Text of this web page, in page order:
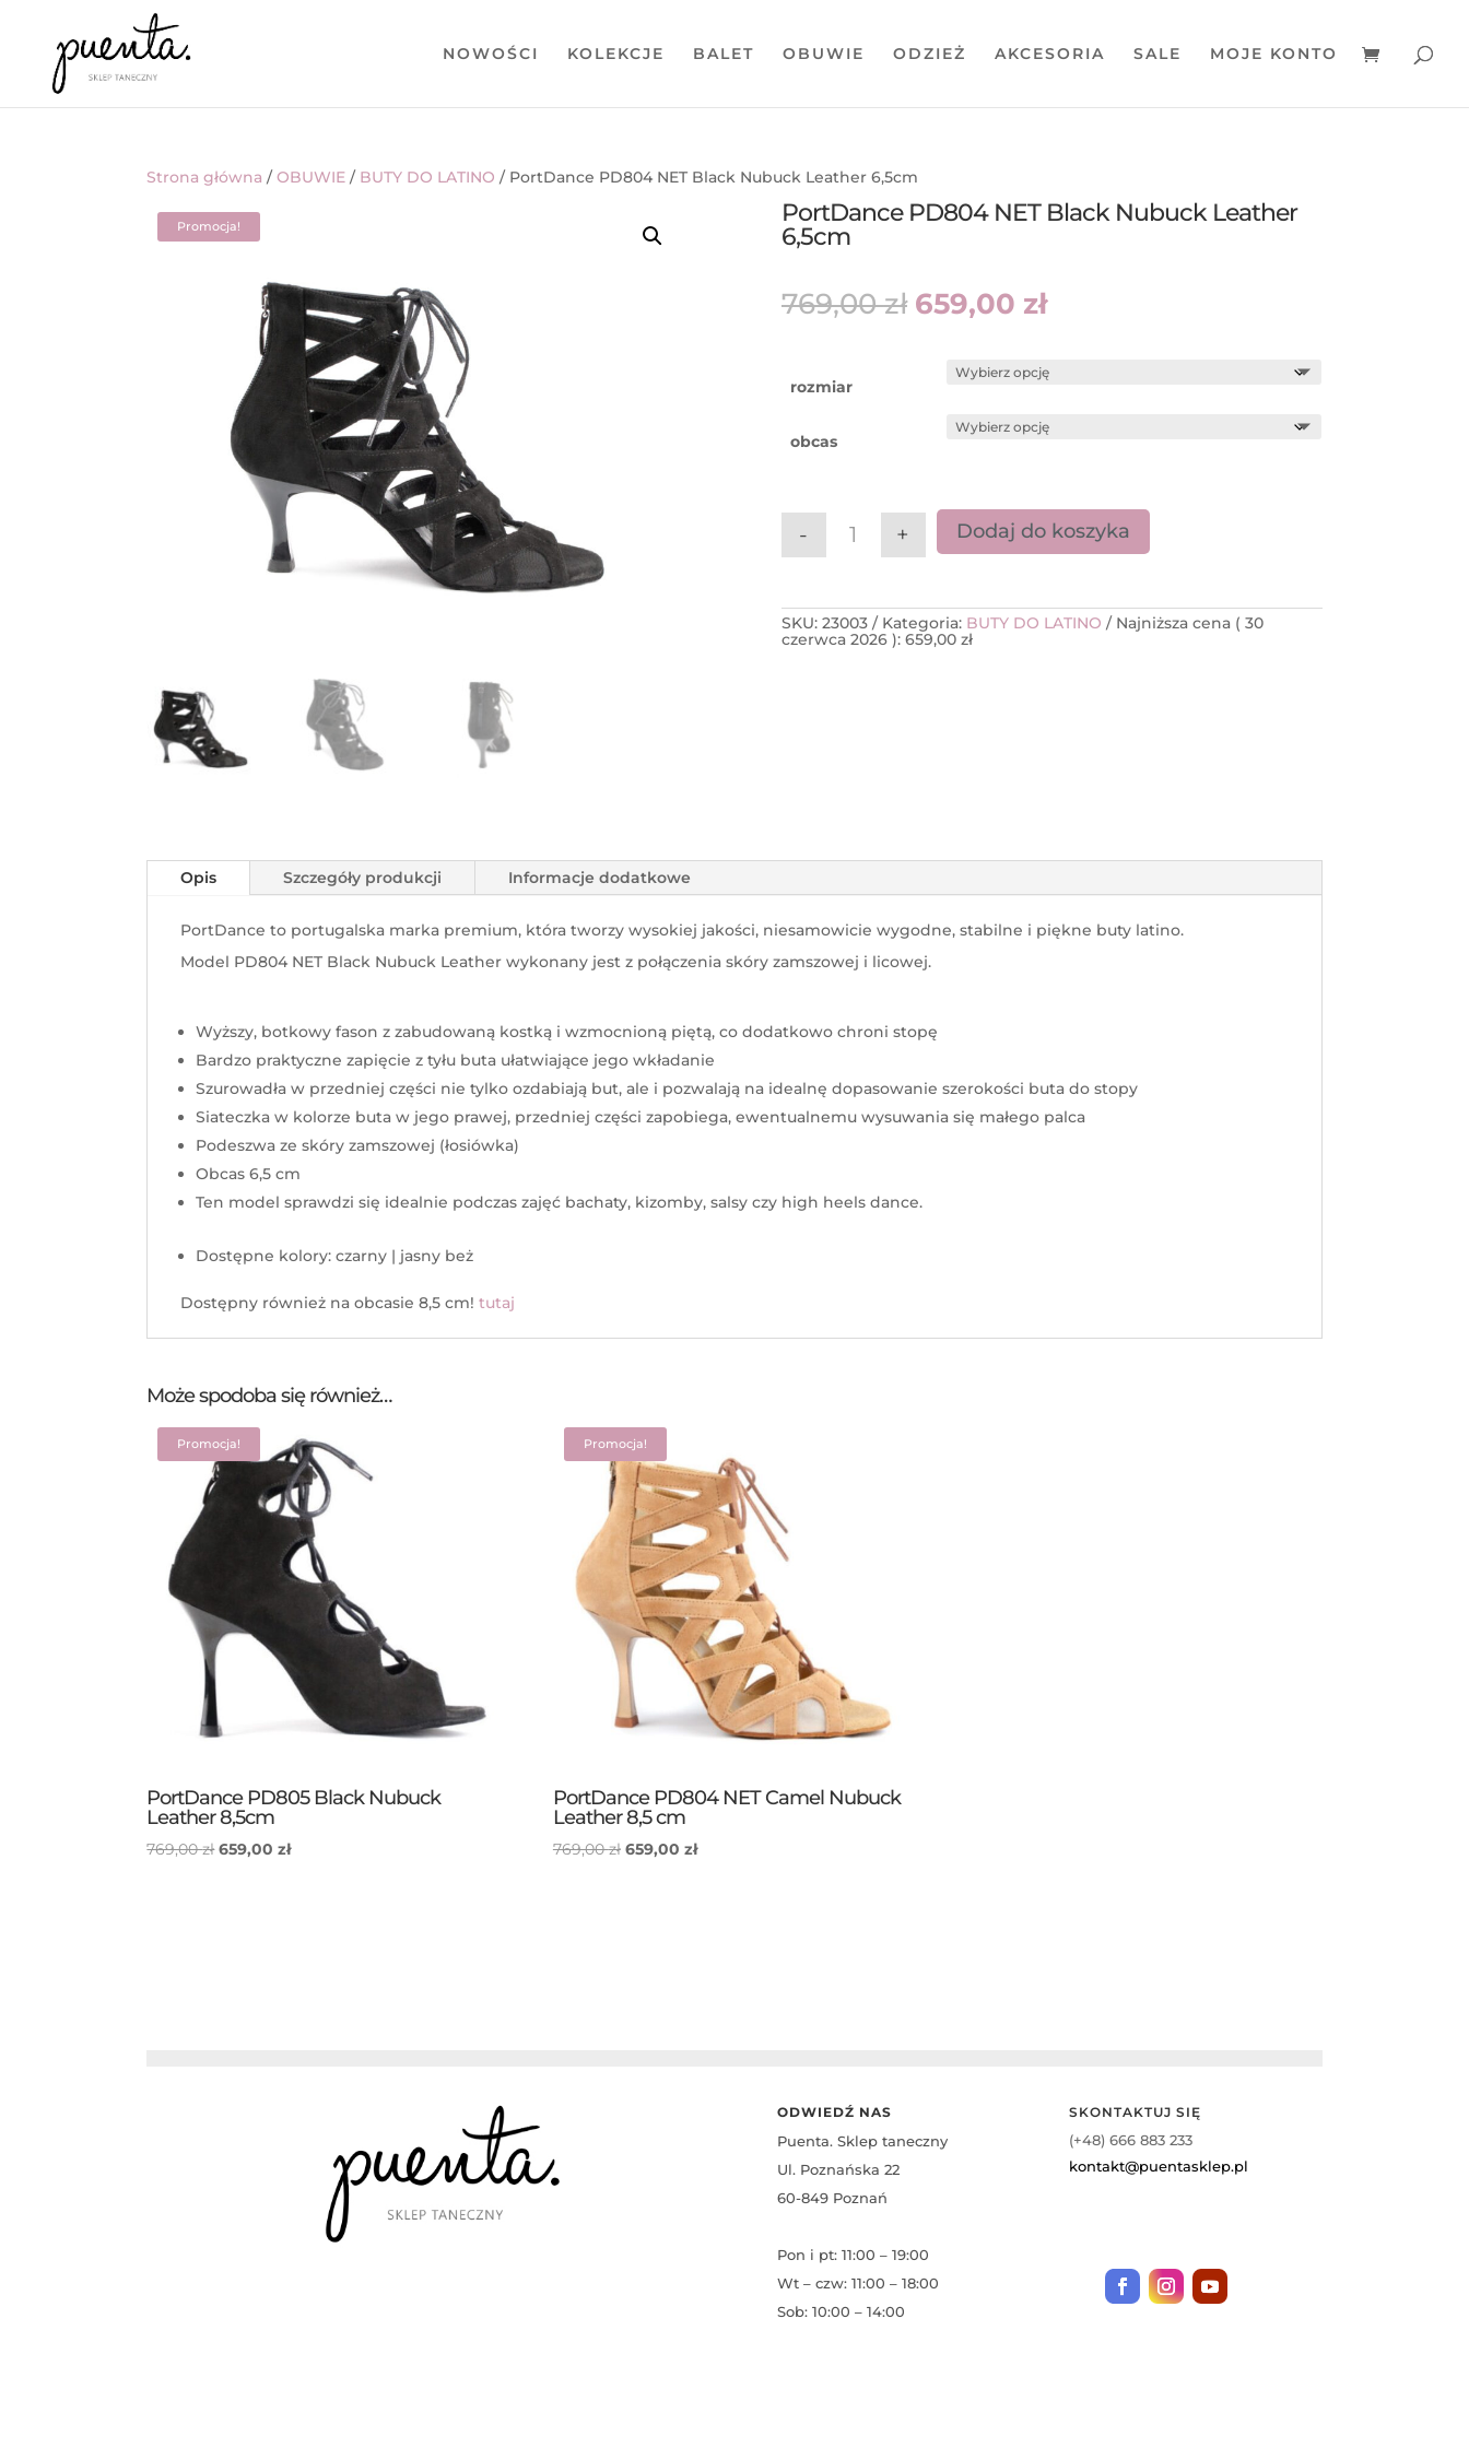
NOWOŚCI KOLEKCJE BALET OBUWIE ODZIEŻ AKCESORIA SALE MOJE KONTO
Strona główna /OBUWIE / BUTY DO LATINO / PortDance PD804 NET Black Nubuck Leather 6,5cm
Promocja!
PortDance PD804 NET Black Nubuck Leather
6,5cm
769,00zł Pierwotna
cena
659,00 złAktualna
cena
rozmiar
obcas
ilość PortDance PD804 NET Black Nubuck Leather 6,5cm
- + Dodaj do koszyka
SKU: 23003 Kategoria: BUTY DO LATINO Najniższa cena ( 30
czerwca 2026): 659,00 zł
Opis Szczegóły produkcji Informacje dodatkowe
PortDance to portugalska marka premium, która tworzy wysokiej jakości, niesamowicie wygodne, stabilne i piękne buty latino.
Model PD804 NET Black Nubuck Leather wykonany jest z połączenia skóry zamszowej i licowej.
Wyższy, botkowy fason z zabudowaną kostką i wzmocnioną piętą, co dodatkowo chroni stopę
Bardzo praktyczne zapięcie z tyłu buta ułatwiające jego wkładanie
Szurowadła w przedniej części nie tylko ozdabiają but, ale i pozwalają na idealnę dopasowanie szerokości buta do stopy
Siateczka w kolorze buta w jego prawej, przedniej części zapobiega, ewentualnemu wysuwania się małego palca
Podeszwa ze skóry zamszowej (łosiówka)
Obcas 6,5 cm
Ten model sprawdzi się idealnie podczas zajęć bachaty, kizomby, salsy czy high heels dance.
Dostępne kolory: czarny | jasny beż
Dostępny również na obcasie 8,5 cm!tutaj
Może spodoba się również…
Promocja!
PortDance PD805 Black Nubuck
Leather 8,5cm
769,00złPierwotna
659,00złAktualna
Promocja!
PortDance PD804 NET Camel Nubuck
Leather 8,5 cm
769,00zł Pierwotna
659,00 złAktualna
ODWIEDŹ NAS
Puenta. Sklep taneczny
Ul. Poznańska 22
60-849 Poznań
Pon i pt: 11:00 – 19:00
Wt – czw: 11:00 – 18:00
Sob: 10:00 – 14:00
SKONTAKTUJ SIĘ
(+48) 666 883 233
kontakt@puentasklep.pl